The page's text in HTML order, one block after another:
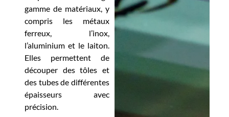
gamme de matériaux, y
compris les métaux
ferreux, l’inox,
l’aluminium et le laiton.
Elles permettent de
découper des tôles et
des tubes de différentes
épaisseurs avec
précision.